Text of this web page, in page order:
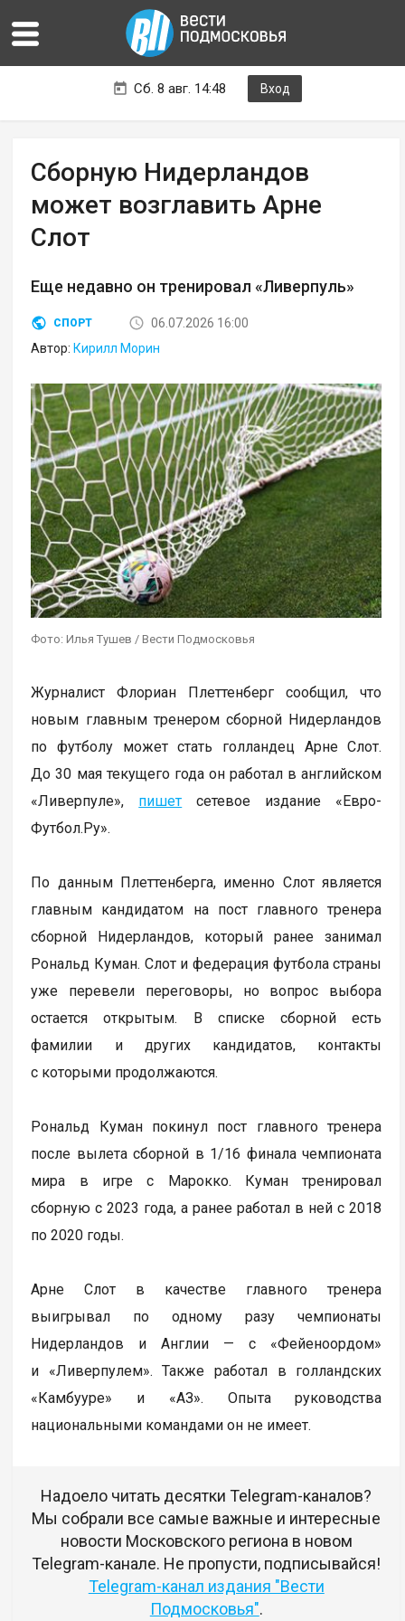
Сб. 8 авг. 14:48 Вход
Сборную Нидерландов
может возглавить Арне
Слот
Еще недавно он тренировал «Ливерпуль»
СПОРТ
06.07.2026 16:00
Автор: Кирилл Морин
Фото: Илья Тушев / Вести Подмосковья
Журналист Флориан Плеттенберг сообщил, что
новым главным тренером сборной Нидерландов
по футболу может стать голландец Арне Слот.
До 30 мая текущего года он работал в английском
«Ливерпуле», пишет сетевое издание «Евро-
Футбол.Ру».
По данным Плеттенберга, именно Слот является
главным кандидатом на пост главного тренера
сборной Нидерландов, который ранее занимал
Рональд Куман. Слот и федерация футбола страны
уже перевели переговоры, но вопрос выбора
остается открытым. В списке сборной есть
фамилии и других кандидатов, контакты
с которыми продолжаются.
Рональд Куман покинул пост главного тренера
после вылета сборной в 1/16 финала чемпионата
мира в игре с Марокко. Куман тренировал
сборную с 2023 года, а ранее работал в ней с 2018
по 2020 годы.
Арне Слот в качестве главного тренера
выигрывал по одному разу чемпионаты
Нидерландов и Англии — с «Фейеноордом»
и «Ливерпулем». Также работал в голландских
«Камбууре» и «АЗ». Опыта руководства
национальными командами он не имеет.
Надоело читать десятки Telegram-каналов?
Мы собрали все самые важные и интересные
новости Московского региона в новом
Telegram-канале. Не пропусти, подписывайся!
Telegram-канал издания "Вести
Подмосковья".